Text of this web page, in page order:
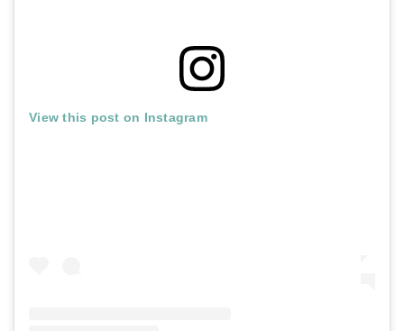
View this post on Instagram